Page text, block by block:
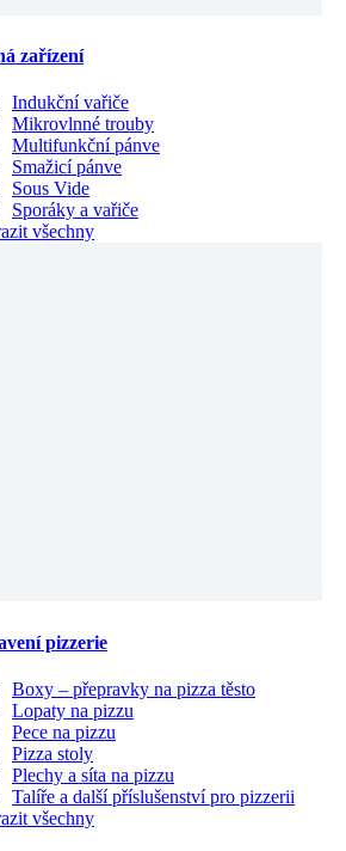
zařízení
Indukční vařiče
Mikrovlnné trouby
Multifunkční pánve
Smažicí pánve
Sous Vide
Sporáky a vařiče
všechny
pizzerie
Boxy – přepravky na pizza těsto
Lopaty na pizzu
Pece na pizzu
Pizza stoly
Plechy a síta na pizzu
Talíře a další příslušenství pro pizzerii
všechny